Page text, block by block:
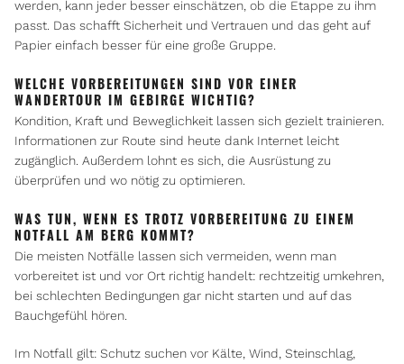
werden, kann jeder besser einschätzen, ob die Etappe zu ihm
passt. Das schafft Sicherheit und Vertrauen und das geht auf
Papier einfach besser für eine große Gruppe.
WELCHE VORBEREITUNGEN SIND VOR EINER
WANDERTOUR IM GEBIRGE WICHTIG?
Kondition, Kraft und Beweglichkeit lassen sich gezielt trainieren.
Informationen zur Route sind heute dank Internet leicht
zugänglich. Außerdem lohnt es sich, die Ausrüstung zu
überprüfen und wo nötig zu optimieren.
WAS TUN, WENN ES TROTZ VORBEREITUNG ZU EINEM
NOTFALL AM BERG KOMMT?
Die meisten Notfälle lassen sich vermeiden, wenn man
vorbereitet ist und vor Ort richtig handelt: rechtzeitig umkehren,
bei schlechten Bedingungen gar nicht starten und auf das
Bauchgefühl hören.
Im Notfall gilt: Schutz suchen vor Kälte, Wind, Steinschlag,